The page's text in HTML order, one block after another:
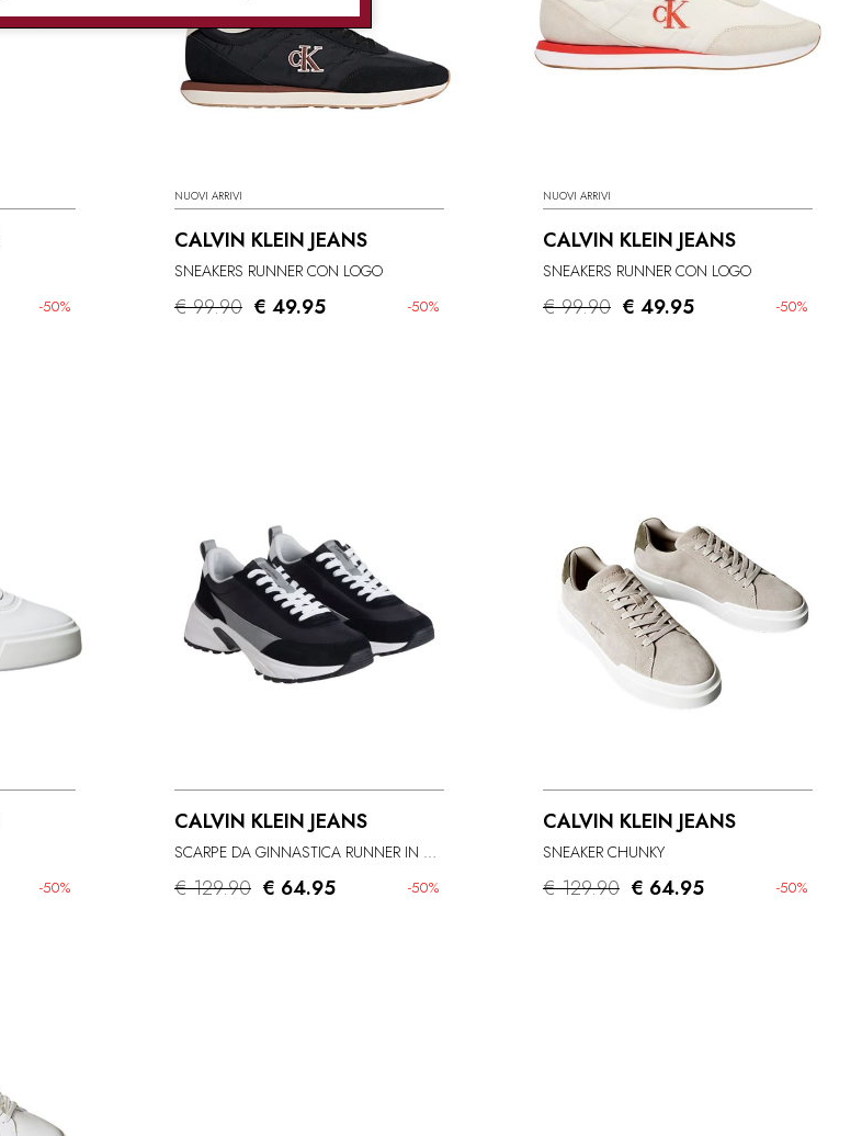
-50%
NUOVI ARRIVI
CALVIN KLEIN JEANS
SNEAKERS RUNNER CON LOGO
€ 99.90 -50%
€ 49.95
NUOVI ARRIVI
CALVIN KLEIN JEANS
SNEAKERS RUNNER CON LOGO
€ 99.90 -50%
€ 49.95
-50%
CALVIN KLEIN JEANS
SCARPE DA GINNASTICA RUNNER IN PELLE SCAMOSCIATA E NYLON
€ 129.90 -50%
€ 64.95
CALVIN KLEIN JEANS
SNEAKER CHUNKY
€ 129.90 -50%
€ 64.95